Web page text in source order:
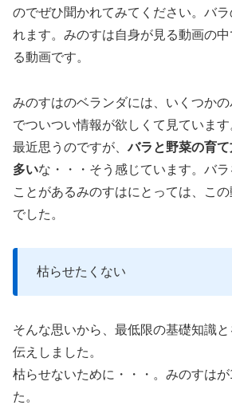
のでぜひ聞かれてみてください。バ
れます。みのすは自身が見る動画の
る動画です。
みのすはのベランダには、いくつか
でついつい情報が欲しくて見ています
最近思うのですが、バラと野菜の育
多いな・・・そう感じています。バ
ことがあるみのすはにとっては、こ
でした。
枯らせたくない
そんな思いから、最低限の基礎知識
伝えしました。
枯らせないために・・・。みのすは
た。